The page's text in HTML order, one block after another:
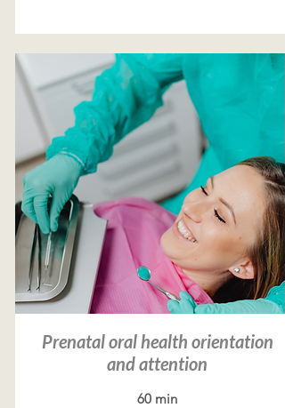
Prenatal oral health orientation
and attention
60 min